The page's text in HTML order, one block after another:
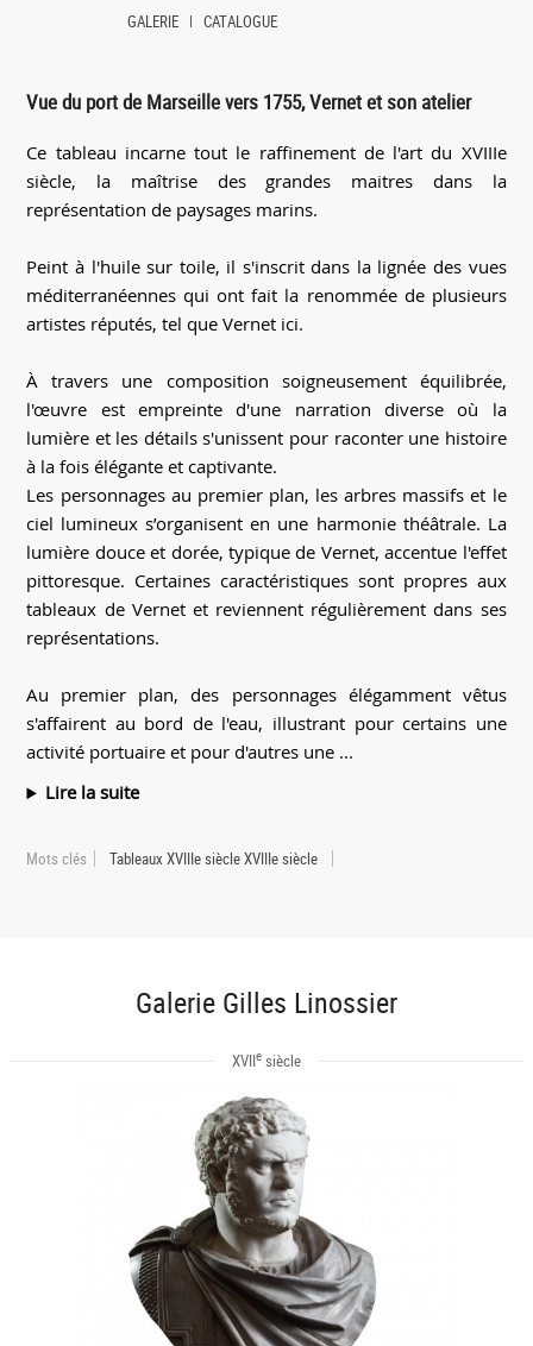
GALERIE CATALOGUE
Vue du port de Marseille vers 1755, Vernet et son atelier
Ce tableau incarne tout le raffinement de l'art du XVIIIe
siècle, la maîtrise des grandes maitres dans la
représentation de paysages marins.
Peint à l'huile sur toile, il s'inscrit dans la lignée des vues
méditerranéennes qui ont fait la renommée de plusieurs
artistes réputés, tel que Vernet ici.
À travers une composition soigneusement équilibrée,
l'œuvre est empreinte d'une narration diverse où la
lumière et les détails s'unissent pour raconter une histoire
à la fois élégante et captivante.
Les personnages au premier plan, les arbres massifs et le
ciel lumineux s’organisent en une harmonie théâtrale. La
lumière douce et dorée, typique de Vernet, accentue l'effet
pittoresque. Certaines caractéristiques sont propres aux
tableaux de Vernet et reviennent régulièrement dans ses
représentations.
Au premier plan, des personnages élégamment vêtus
s'affairent au bord de l'eau, illustrant pour certains une
activité portuaire et pour d'autres une ...
Lire la suite
Mots clés Tableaux XVIIIe siècle XVIIIe siècle
Galerie Gilles Linossier
XVIIesiècle